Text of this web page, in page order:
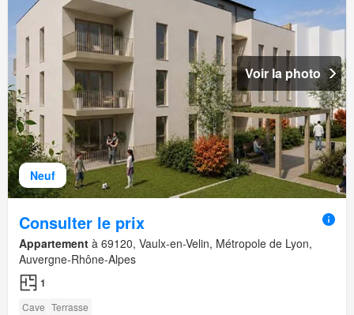
Neuf
Voir la photo
Consulter le prix
Appartement à 69120, Vaulx-en-Velin, Métropole de Lyon,
Auvergne-Rhône-Alpes
1
Cave Terrasse